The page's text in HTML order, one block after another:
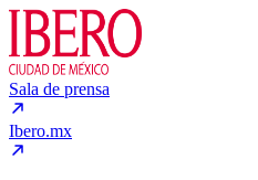
Sala de prensa
Ibero.mx